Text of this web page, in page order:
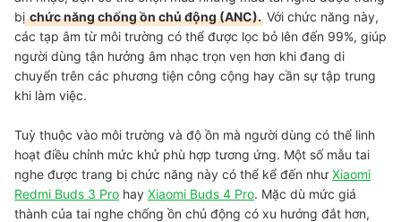
bịchức năng chống ồn chủ động (ANC). Với chức năng này,
các tạp âm từ môi trường có thể được lọc bỏ lên đến 99%, giúp
người dùng tận hưởng âm nhạc trọn vẹn hơn khi đang di
chuyển trên các phương tiện công cộng hay cần sự tập trung
khi làm việc.
Tuỳ thuộc vào môi trường và độ ồn mà người dùng có thể linh
hoạt điều chỉnh mức khử phù hợp tương ứng. Một số mẫu tai
nghe được trang bị chức năng này có thể kể đến như Xiaomi
Redmi Buds 3 Pro hay Xiaomi Buds 4 Pro. Mặc dù mức giá
thành của tai nghe chống ồn chủ động có xu hướng đắt hơn,